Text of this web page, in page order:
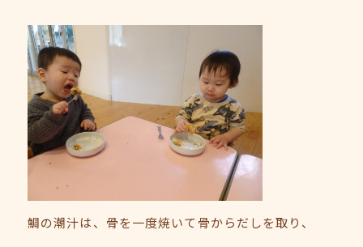
鯛の潮汁は、骨を一度焼いて骨からだしを取り、